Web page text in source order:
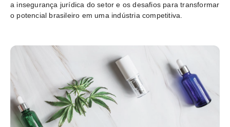
a insegurança jurídica do setor e os desafios para transformar
o potencial brasileiro em uma indústria competitiva.